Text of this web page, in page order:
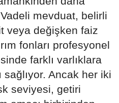
mevduat, belirli
veya değişken faiz
fonları profesyonel
farklı varlıklara
sağlıyor. Ancak her iki
seviyesi, getiri